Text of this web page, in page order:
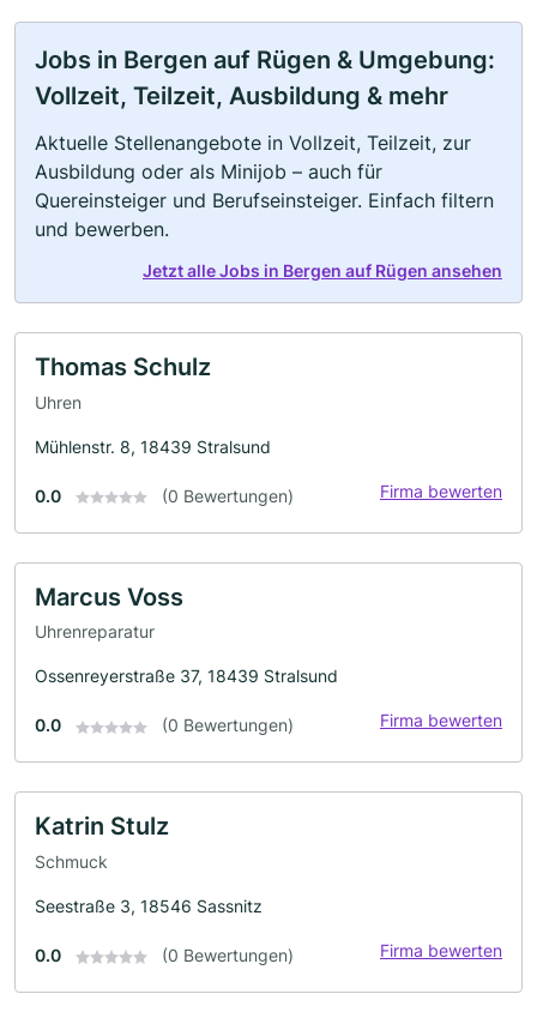
Jobs in Bergen auf Rügen & Umgebung:
Vollzeit, Teilzeit, Ausbildung & mehr
Aktuelle Stellenangebote in Vollzeit, Teilzeit, zur
Ausbildung oder als Minijob – auch für
Quereinsteiger und Berufseinsteiger. Einfach filtern
und bewerben.
Jetzt alle Jobs in Bergen auf Rügen ansehen
Thomas Schulz
Uhren
Mühlenstr. 8, 18439 Stralsund
0.0 (0 Bewertungen) Firma bewerten
Marcus Voss
Uhrenreparatur
Ossenreyerstraße 37, 18439 Stralsund
0.0 (0 Bewertungen) Firma bewerten
Katrin Stulz
Schmuck
Seestraße 3, 18546 Sassnitz
0.0 (0 Bewertungen) Firma bewerten